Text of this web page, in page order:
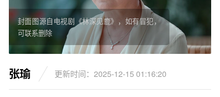
封面图源自电视剧《林深见鹿》，如有冒犯，
可联系删除
张瑜 更新时间：2025-12-15 01:16:20